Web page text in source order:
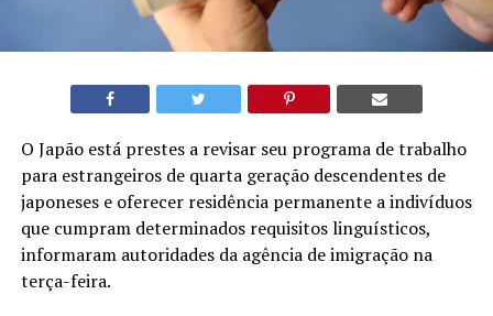
O Japão está prestes a revisar seu programa de trabalho
para estrangeiros de quarta geração descendentes de
japoneses e oferecer residência permanente a indivíduos
que cumpram determinados requisitos linguísticos,
informaram autoridades da agência de imigração na
terça-feira.